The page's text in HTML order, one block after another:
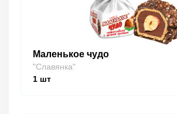
Маленькое чудо
"Славянка"
1 шт